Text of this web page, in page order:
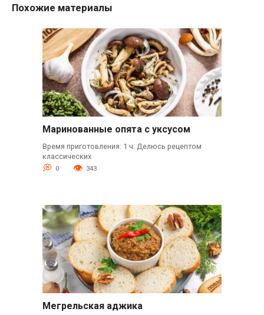
Похожие материалы
Маринованные опята с уксусом
Время приготовления: 1 ч. Делюсь рецептом
классических
0 343
Мегрельская аджика